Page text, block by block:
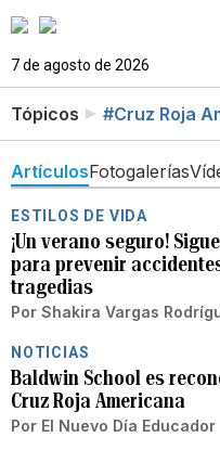
7 de agosto de 2026
Tópicos #Cruz Roja
ArtículosFotogalerías
ESTILOS DE VIDA
¡Un verano seguro!
para prevenir
tragedias
Por Shakira Vargas
NOTICIAS
Baldwin School es
Cruz Roja Americana
Por El Nuevo Día Educador